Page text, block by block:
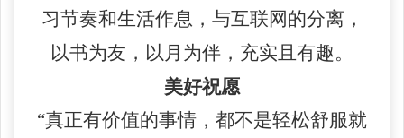
习节奏和生活作息，与互联网的分离，
以书为友，以月为伴，充实且有趣。
美好祝愿
“真正有价值的事情，都不是轻松舒服就